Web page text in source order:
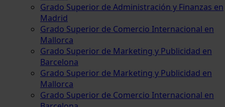
Grado Superior de Administración y Finanzas en
Madrid
Grado Superior de Comercio Internacional en
Mallorca
Grado Superior de Marketing y Publicidad en
Barcelona
Grado Superior de Marketing y Publicidad en
Mallorca
Grado Superior de Comercio Internacional en